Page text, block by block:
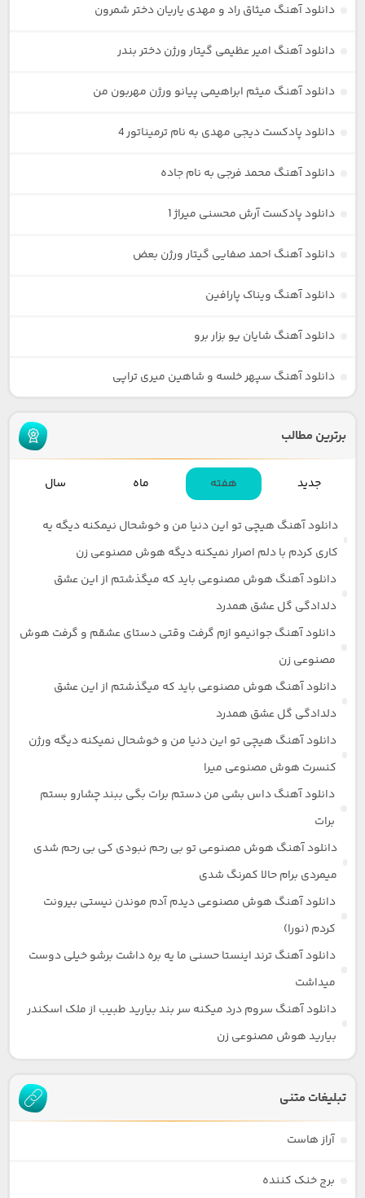
دانلود آهنگ میثاق راد و مهدی یاریان دختر شمرون
دانلود آهنگ امیر عظیمی گیتار ورژن دختر بندر
دانلود آهنگ میثم ابراهیمی پیانو ورژن مهربون من
دانلود پادکست دیجی مهدی به نام ترمیناتور 4
دانلود آهنگ محمد فرجی به نام جاده
دانلود پادکست آرش محسنی میراژ 1
دانلود آهنگ احمد صفایی گیتار ورژن بعض
دانلود آهنگ ویناک پارافین
دانلود آهنگ شایان یو بزار برو
دانلود آهنگ سپهر خلسه و شاهین میری تراپی
برترین مطالب
جدید هفته ماه سال
دانلود آهنگ هیچی تو این دنیا من و خوشحال نیمکنه دیگه یه
کاری کردم با دلم اصرار نمیکنه دیگه هوش مصنوعی زن
دانلود آهنگ هوش مصنوعی باید که میگذشتم از این عشق
دلدادگی گل عشق همدرد
دانلود آهنگ جوانیمو ازم گرفت وقتی دستای عشقم و گرفت هوش
مصنوعی زن
دانلود آهنگ هوش مصنوعی باید که میگذشتم از این عشق
دلدادگی گل عشق همدرد
دانلود آهنگ هیچی تو این دنیا من و خوشحال نمیکنه دیگه ورژن
کنسرت هوش مصنوعی میرا
دانلود آهنگ داس بشی من دستم برات بگی ببند چشارو بستم
برات
دانلود آهنگ هوش مصنوعی تو بی رحم نبودی کی بی رحم شدی
میمردی برام حالا کمرنگ شدی
دانلود آهنگ هوش مصنوعی دیدم آدم موندن نیستی بیرونت
کردم (نورا)
دانلود آهنگ ترند اینستا حسنی ما یه بره داشت برشو خیلی دوست
میداشت
دانلود آهنگ سروم درد میکنه سر بند بیارید طبیب از ملک اسکندر
بیارید هوش مصنوعی زن
تبلیغات متنی
آراز هاست
برج خنک کننده